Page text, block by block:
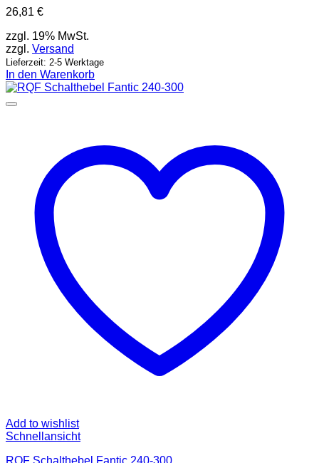
26,81 €
zzgl. 19% MwSt.
zzgl. Versand
Lieferzeit: 2-5 Werktage
In den Warenkorb
Add to wishlist
Schnellansicht